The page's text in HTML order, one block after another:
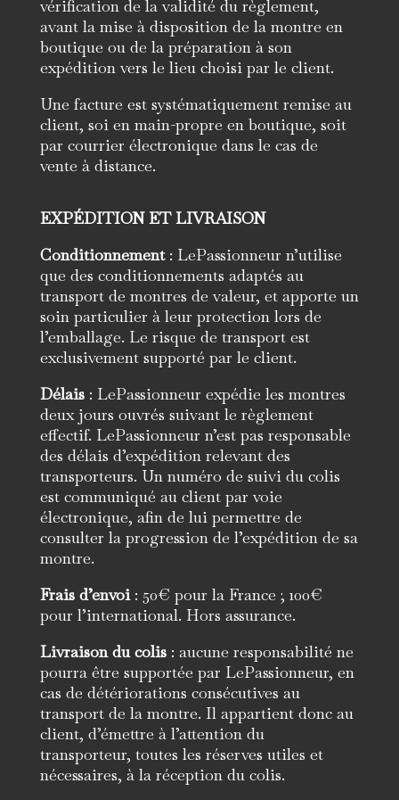
vérification de la validité du règlement,
avant la mise à disposition de la montre en
boutique ou de la préparation à son
expédition vers le lieu choisi par le client.
Une facture est systématiquement remise au
client, soi en main-propre en boutique, soit
par courrier électronique dans le cas de
vente à distance.
EXPÉDITION ET LIVRAISON
Conditionnement: LePassionneur n’utilise
que des conditionnements adaptés au
transport de montres de valeur, et apporte un
soin particulier à leur protection lors de
l’emballage. Le risque de transport est
exclusivement supporté par le client.
Délais: LePassionneur expédie les montres
deux jours ouvrés suivant le règlement
effectif. LePassionneur n’est pas responsable
des délais d’expédition relevant des
transporteurs. Un numéro de suivi du colis
est communiqué au client par voie
électronique, afin de lui permettre de
consulter la progression de l’expédition de sa
montre.
Frais d’envoi: 50€ pour la France ; 100€
pour l’international. Hors assurance.
Livraison du colis: aucune responsabilité ne
pourra être supportée par LePassionneur, en
cas de détériorations consécutives au
transport de la montre. Il appartient donc au
client, d’émettre à l’attention du
transporteur, toutes les réserves utiles et
nécessaires, à la réception du colis.